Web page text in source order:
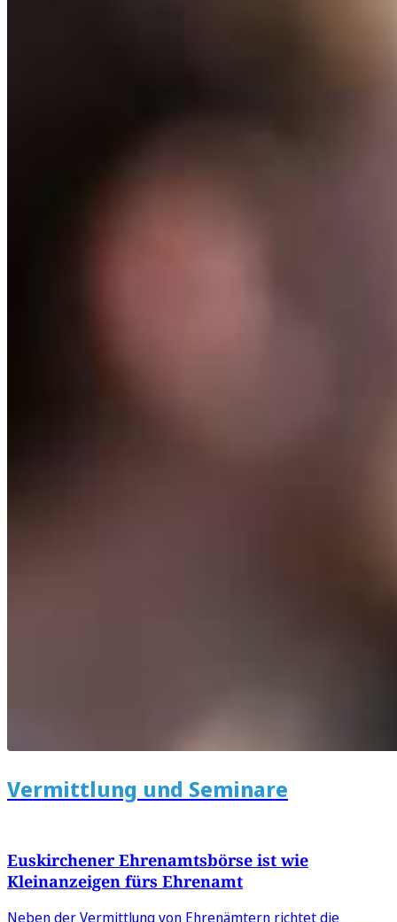
Vermittlung und Seminare
Euskirchener Ehrenamtsbörse ist wie
Kleinanzeigen fürs Ehrenamt
Neben der Vermittlung von Ehrenämtern richtet die